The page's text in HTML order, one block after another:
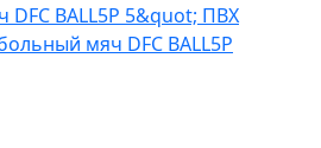
мяч DFC BALL5P